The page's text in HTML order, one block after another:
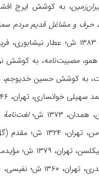
حرف و مشاغل قدیم مردم
مصیبت‌نامه
، به کوشش حسین خدیوجم، تهران،
تهران، ۱۳۴۶ ش؛ قمی، نجم‌‌الدین،
، همدان، ۱۳۷۳ ش؛
، تهران، ۱۳۲۴ ش؛ مقدم (گل‌محمدی)، محمد،
ش؛ مؤیدمحسنی، مهری،
علی‌اکبر،